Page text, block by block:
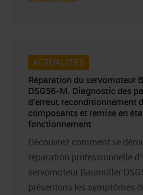
ACTUALITÉS
Réparation du servomoteur
DSG56-M. Diagnostic des
d’erreur, reconditionnement
composants et remise en
fonctionnement
Découvrez comment se
réparation professionnelle
servomoteur Baumüller
présentons les symptômes